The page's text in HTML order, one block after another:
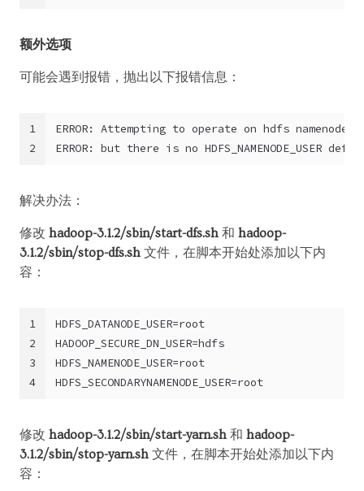
额外选项
可能会遇到报错，抛出以下报错信息：
1
2
ERROR: Attempting to operate on hdfs namenode
ERROR: but there is no HDFS_NAMENODE_USER
解决办法：
修改 hadoop-3.1.2/sbin/start-dfs.sh 和 hadoop-
3.1.2/sbin/stop-dfs.sh 文件，在脚本开始处添加以下内
容：
1
2
3
4
HDFS_DATANODE_USER=root
HADOOP_SECURE_DN_USER=hdfs
HDFS_NAMENODE_USER=root
HDFS_SECONDARYNAMENODE_USER=root
修改 hadoop-3.1.2/sbin/start-yarn.sh 和 hadoop-
3.1.2/sbin/stop-yarn.sh 文件，在脚本开始处添加以下内
容：